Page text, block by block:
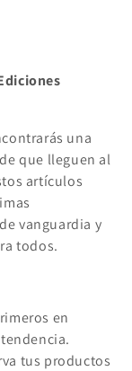
una
que lleguen al
artículos
vanguardia y
todos.
en
tus productos